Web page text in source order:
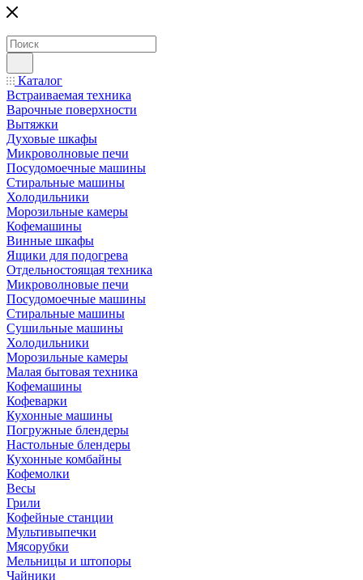
Каталог
Встраиваемая техника
Варочные поверхности
Вытяжки
Духовые шкафы
Микроволновые печи
Посудомоечные машины
Стиральные машины
Холодильники
Морозильные камеры
Кофемашины
Винные шкафы
Ящики для подогрева
Отдельностоящая техника
Микроволновые печи
Посудомоечные машины
Стиральные машины
Сушильные машины
Холодильники
Морозильные камеры
Малая бытовая техника
Кофемашины
Кофеварки
Кухонные машины
Погружные блендеры
Настольные блендеры
Кухонные комбайны
Кофемолки
Весы
Грили
Кофейные станции
Мультивыпечки
Мясорубки
Мельницы и штопоры
Чайники